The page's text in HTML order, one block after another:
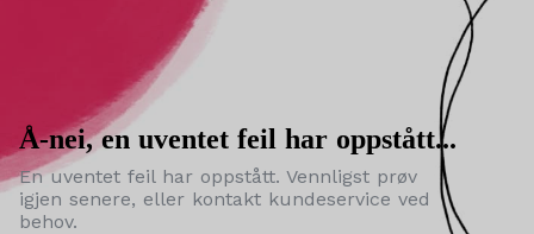
Å-nei, en uventet feil har oppstått...
En uventet feil har oppstått. Vennligst prøv
igjen senere, eller kontakt kundeservice ved
behov.